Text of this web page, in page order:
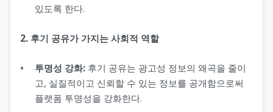
있도록 한다.
2. 후기 공유가 가지는 사회적 역할
투명성 강화: 후기 공유는 광고성 정보의 왜곡을 줄이
고, 실질적이고 신뢰할 수 있는 정보를 공개함으로써
플랫폼 투명성을 강화한다.